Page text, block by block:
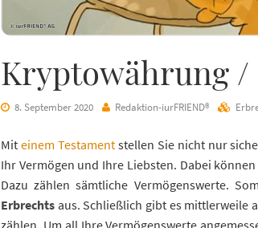
Kryptowährung
8. September 2020 Redaktion-iurFRIEND®
Mit einem Testament stellen Sie nicht nur
Ihr Vermögen und Ihre Liebsten. Dabei
Dazu zählen sämtliche Vermögenswerte.
Erbrechts aus. Schließlich gibt es mittlerweile